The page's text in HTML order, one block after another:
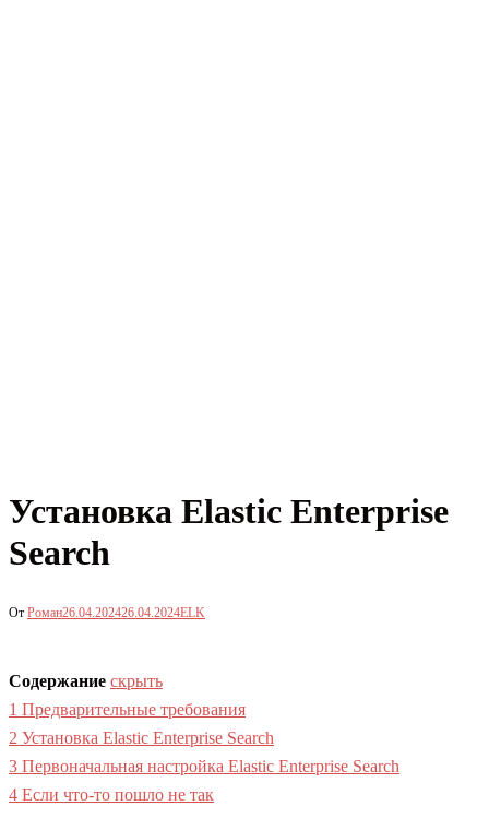
Установка Elastic Enterprise
Search
От Роман26.04.202426.04.2024ELK
Содержание скрыть
1 Предварительные требования
2 Установка Elastic Enterprise Search
3 Первоначальная настройка Elastic Enterprise Search
4 Если что-то пошло не так